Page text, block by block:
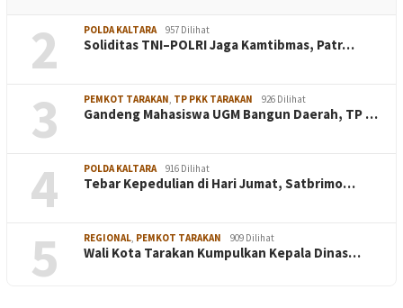
2 POLDA KALTARA 957 Dilihat
Soliditas TNI–POLRI Jaga Kamtibmas, Patr…
3 PEMKOT TARAKAN, TP PKK TARAKAN 926 Dilihat
Gandeng Mahasiswa UGM Bangun Daerah, TP …
4 POLDA KALTARA 916 Dilihat
Tebar Kepedulian di Hari Jumat, Satbrimo…
5 REGIONAL, PEMKOT TARAKAN 909 Dilihat
Wali Kota Tarakan Kumpulkan Kepala Dinas…